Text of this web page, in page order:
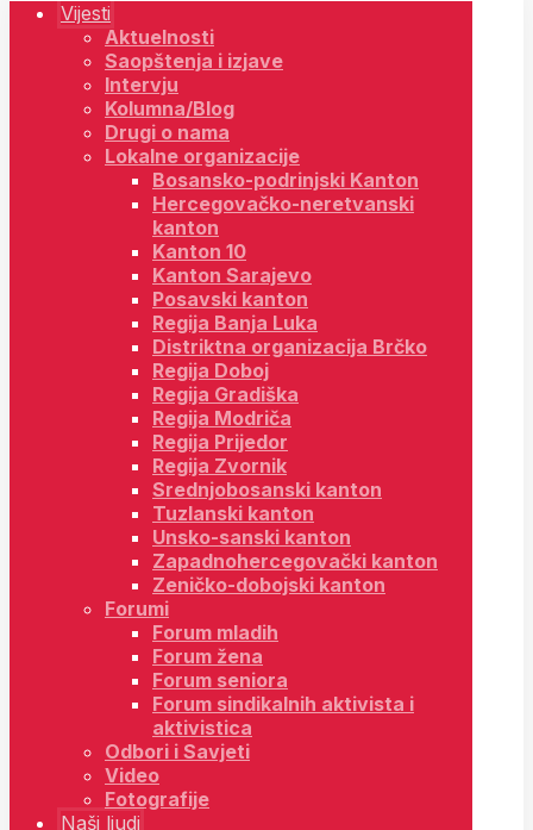
Vijesti
Aktuelnosti
Saopštenja i izjave
Intervju
Kolumna/Blog
Drugi o nama
Lokalne organizacije
Bosansko-podrinjski Kanton
Hercegovačko-neretvanski
kanton
Kanton 10
Kanton Sarajevo
Posavski kanton
Regija Banja Luka
Distriktna organizacija Brčko
Regija Doboj
Regija Gradiška
Regija Modriča
Regija Prijedor
Regija Zvornik
Srednjobosanski kanton
Tuzlanski kanton
Unsko-sanski kanton
Zapadnohercegovački kanton
Zeničko-dobojski kanton
Forumi
Forum mladih
Forum žena
Forum seniora
Forum sindikalnih aktivista i
aktivistica
Odbori i Savjeti
Video
Fotografije
Naši ljudi